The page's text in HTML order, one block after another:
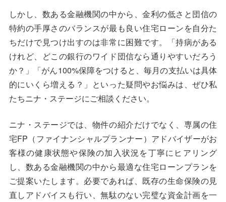
しかし、数ある金融機関の中から、金利の低さと団信の
特約の手厚さのバランスが最も良い住宅ローンを自分た
ちだけで見つけ出すのは非常に困難です。「持病がある
けれど、どこの銀行のワイド団信なら通りやすいだろう
か？」「がん100%保障をつけると、毎月の支払いは具体
的にいくら増える？」といった疑問やお悩みは、ぜひ私
たちニナ・ステージにご相談ください。
ニナ・ステージでは、物件の紹介だけでなく、専属の住
宅FP（ファイナンシャルプランナー）アドバイザーがお
客様の健康状態や保険の加入状況を丁寧にヒアリング
し、数ある金融機関の中から最適な住宅ローンプランを
ご提案いたします。必要であれば、既存の生命保険の見
直しアドバイスも行い、無駄のない完璧な資金計画を一